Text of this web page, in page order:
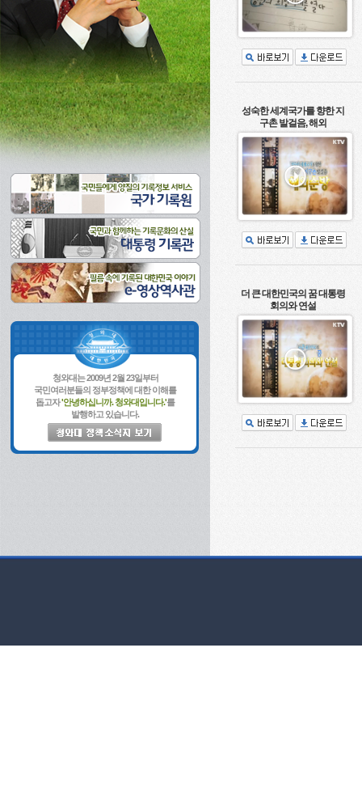
청와대는 2009년 2월 23일부터
국민여러분들의 정부정책에 대한 이해를
돕고자'안녕하십니까. 청와대입니다.'를
발행하고 있습니다.
성숙한 세계국가를 향한 지
구촌 발걸음, 해외
더 큰 대한민국의 꿈 대통령
회의와 연설